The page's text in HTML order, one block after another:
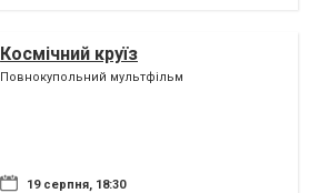
Космічний круїз
Повнокупольний мультфільм
19 серпня, 18:30